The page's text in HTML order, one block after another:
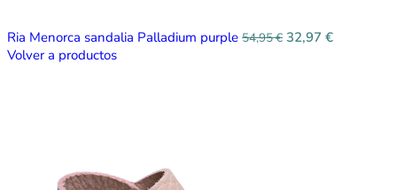
Ria Menorca sandalia Palladium purple 54,95€ 32,97 €
Volver a productos